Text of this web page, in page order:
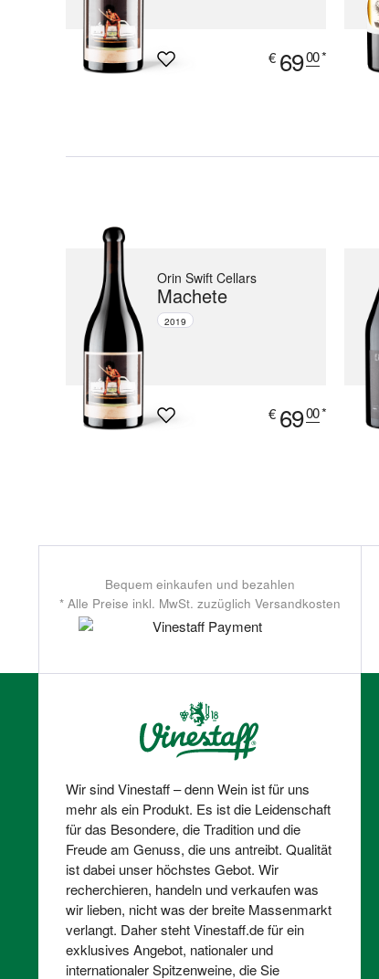
€ 6900*
Orin Swift Cellars
Machete
2019
€ 6900*
Bequem einkaufen und bezahlen
* Alle Preise inkl. MwSt. zuzüglich Versandkosten
Wir sind Vinestaff – denn Wein ist für uns
mehr als ein Produkt. Es ist die Leidenschaft
für das Besondere, die Tradition und die
Freude am Genuss, die uns antreibt. Qualität
ist dabei unser höchstes Gebot. Wir
recherchieren, handeln und verkaufen was
wir lieben, nicht was der breite Massenmarkt
verlangt. Daher steht Vinestaff.de für ein
exklusives Angebot, nationaler und
internationaler Spitzenweine, die Sie